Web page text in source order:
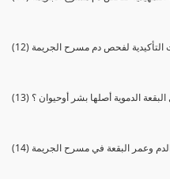
التأكيدية لفحص دم مسرح الجريمة
هل البقعة الدموية أصلها بشر أوحيوان ؟
وعمر البقعة في مسرح الجريمة